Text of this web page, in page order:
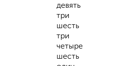
девять
три
шесть
три
четыре
шесть